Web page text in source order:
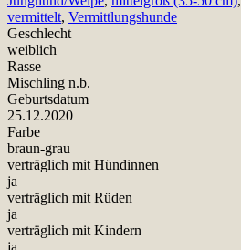
vermittelt, Vermittlungshunde
Geschlecht
weiblich
Rasse
Mischling n.b.
Geburtsdatum
25.12.2020
Farbe
braun-grau
verträglich mit Hündinnen
ja
verträglich mit Rüden
ja
verträglich mit Kindern
ja